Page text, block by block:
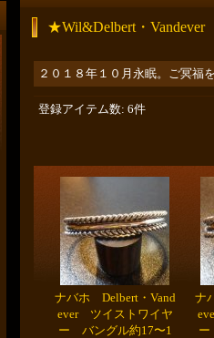
★Wil&Delbert・Vandever
２０１８年１０月永眠。ご冥福
登録アイテム数: 6件
ナバホ Delbert・Vand
ever ツイストワイヤ
ー バングル約17〜1
ナ